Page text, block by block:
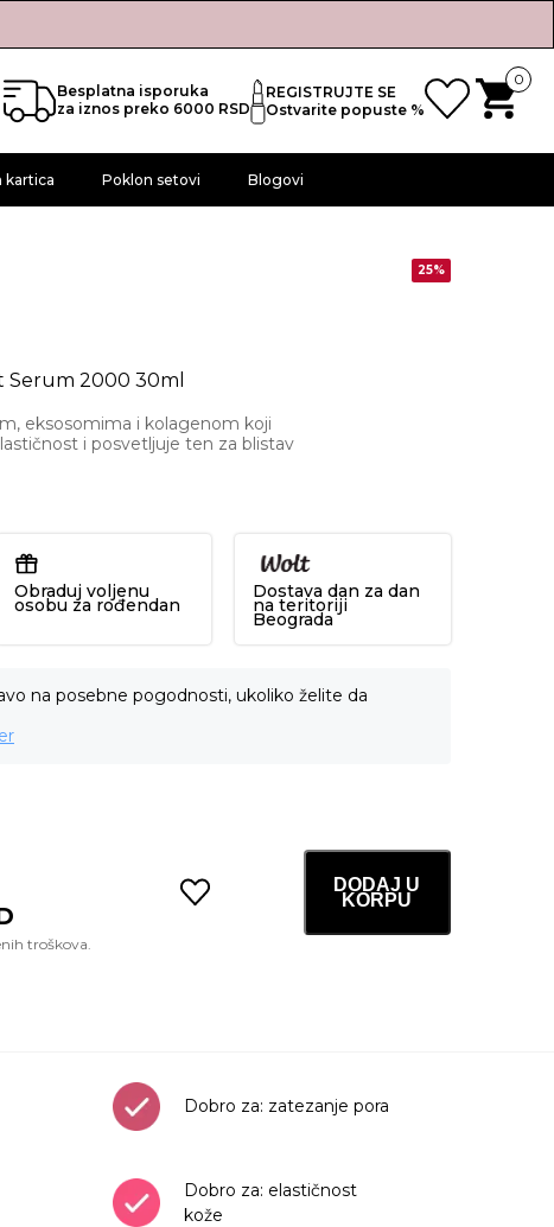
Besplatna isporuka
za iznos preko 6000 RSD
REGISTRUJTE SE
Ostvarite popuste %
0
kartica Poklon setovi Blogovi
25%
Serum 2000 30ml
eksosomima i kolagenom koji
i posvetljuje ten za blistav
Obraduj voljenu
osobu za rođendan
Dostava dan za dan
na teritoriji
Beograda
na posebne pogodnosti, ukoliko želite da
PDRN
DODAJ U
KORPU
Dobro za: zatezanje pora
Dobro za: elastičnost
kože